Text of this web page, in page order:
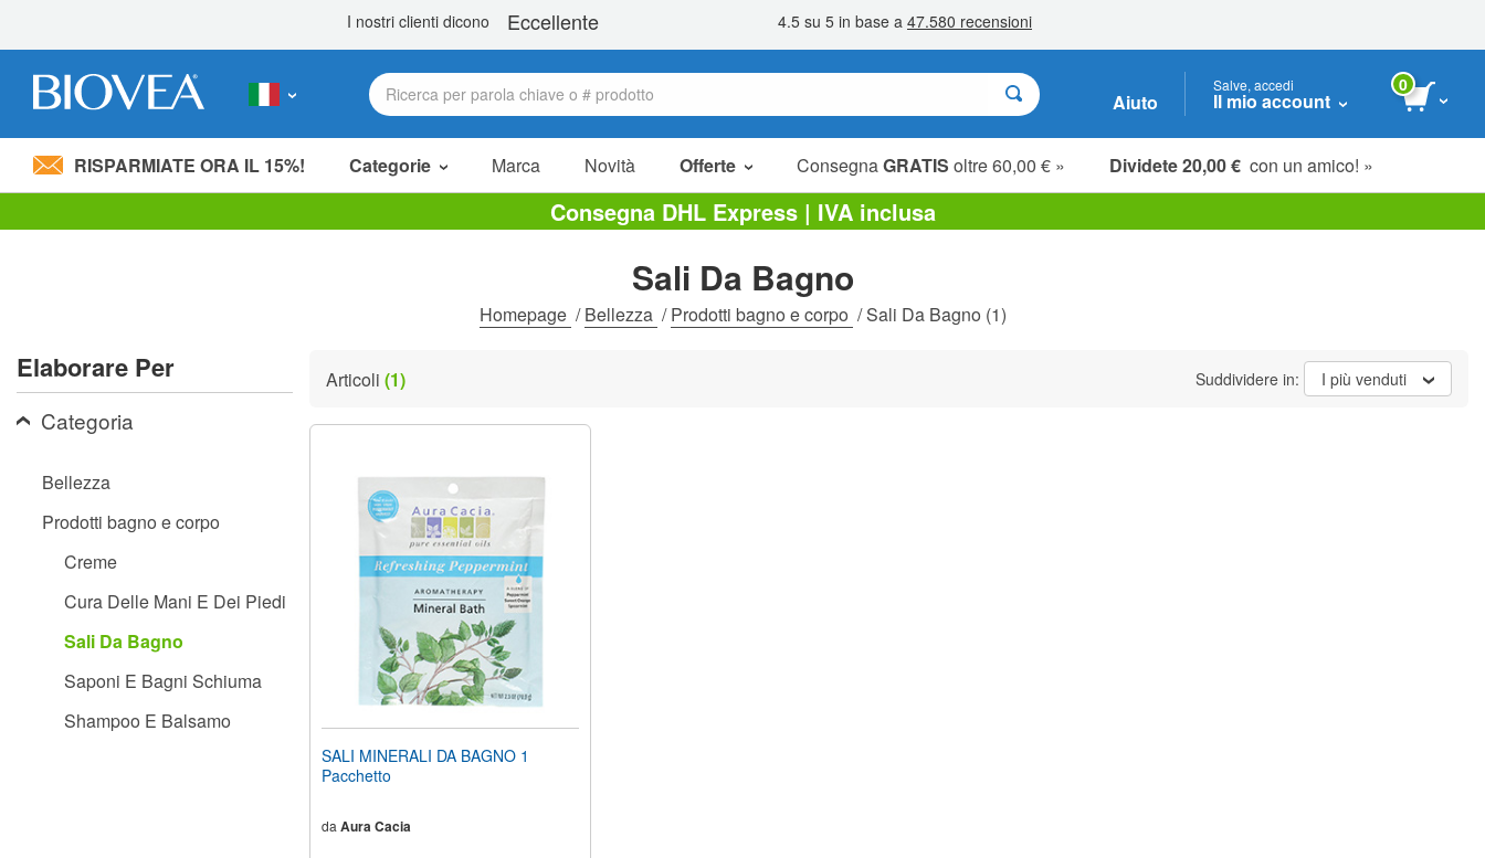
Nota:
accessibilità.
Premi
Control-
adattare
utilizzano
Aiuto
Salve, accedi
Il mio account
0
RISPARMIATE ORA IL 15%! Categorie Marca Novità Offerte ConsegnaGRATIS oltre 60,00 € » Dividete 20,00 € con un amico! »
Articoli in offerta
Pacchetti
Liquidazione
Consegna DHL Express | IVA inclusa
Sali Da Bagno
Homepage /Bellezza /Prodotti bagno e corpo /Sali Da Bagno (1)
Elaborare Per
Categoria
Bellezza
Prodotti bagno e corpo
Creme
Cura Delle Mani E Dei Piedi
Sali Da Bagno
Saponi E Bagni Schiuma
Shampoo E Balsamo
Articoli (1) Suddividere in: I più venduti
SALI MINERALI DA BAGNO 1
Pacchetto
da Aura Cacia